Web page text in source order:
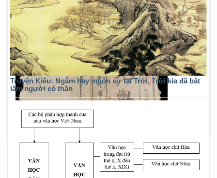
Truyện Kiều: Ngẫm hay muôn sự tại Trời, Trời kia đã bắt
làm người có thân